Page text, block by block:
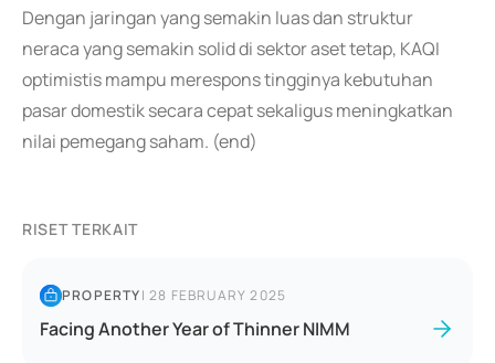
Dengan jaringan yang semakin luas dan struktur
neraca yang semakin solid di sektor aset tetap, KAQI
optimistis mampu merespons tingginya kebutuhan
pasar domestik secara cepat sekaligus meningkatkan
nilai pemegang saham. (end)
RISET TERKAIT
PROPERTY|28 FEBRUARY 2025
Facing Another Year of Thinner NIMM